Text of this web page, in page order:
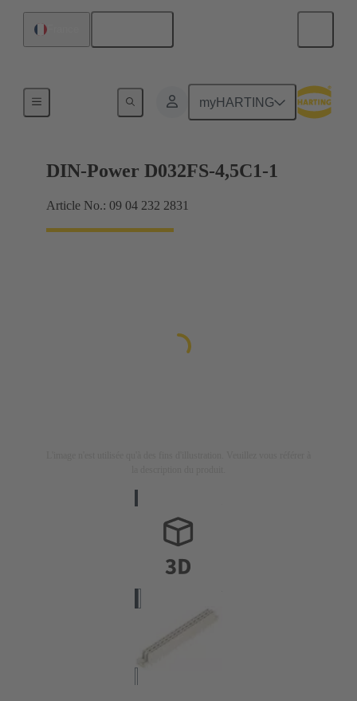
myHARTING
Raccordement carte mère à carte fille
DIN-Power D032FS-4,5C1-1
Article No.: 09 04 232 2831